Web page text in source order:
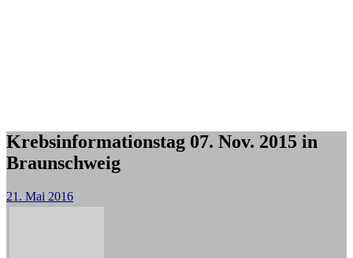
Krebsinformationstag 07. Nov. 2015 in
Braunschweig
21. Mai 2016